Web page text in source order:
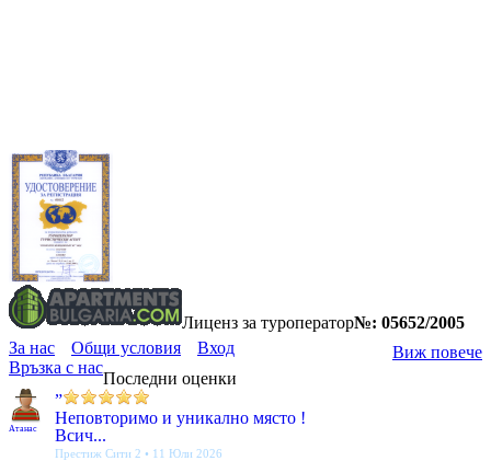
Лиценз за туроператор№: 05652/2005
Виж повече
За нас Общи условия
Вход
Връзка с нас
Последни оценки
Атанас
”
Неповторимо и уникално място !
Всич...
Престиж Сити 2 • 11 Юли 2026